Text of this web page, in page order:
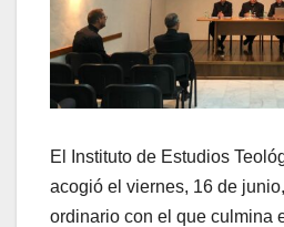
El Instituto de Estudios
acogió el viernes, 16 de
ordinario con el que culmina